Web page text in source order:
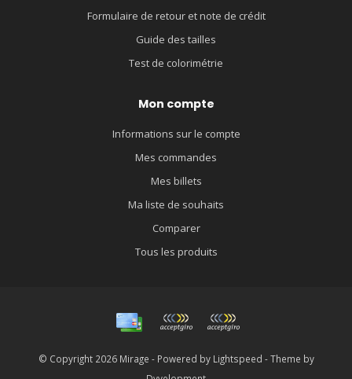
Formulaire de retour et note de crédit
Guide des tailles
Test de colorimétrie
Mon compte
Informations sur le compte
Mes commandes
Mes billets
Ma liste de souhaits
Comparer
Tous les produits
© Copyright 2026 Mirage - Powered by Lightspeed - Theme by